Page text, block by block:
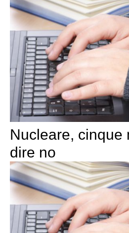
Nucleare, cinque
dire no